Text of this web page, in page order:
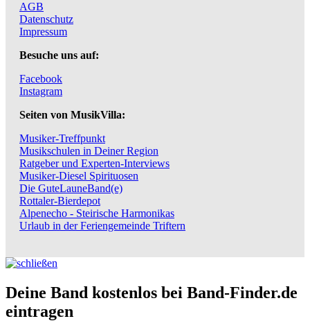
AGB
Datenschutz
Impressum
Besuche uns auf:
Facebook
Instagram
Seiten von MusikVilla:
Musiker-Treffpunkt
Musikschulen in Deiner Region
Ratgeber und Experten-Interviews
Musiker-Diesel Spirituosen
Die GuteLauneBand(e)
Rottaler-Bierdepot
Alpenecho - Steirische Harmonikas
Urlaub in der Feriengemeinde Triftern
Deine Band kostenlos bei Band-Finder.de
eintragen